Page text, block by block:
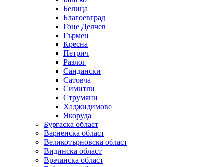
Белица
Благоевград
Гоце Делчев
Гърмен
Кресна
Петрич
Разлог
Сандански
Сатовча
Симитли
Струмяни
Хаджидимово
Якоруда
Бургаска област
Варненска област
Великотърновска област
Видинска област
Врачанска област